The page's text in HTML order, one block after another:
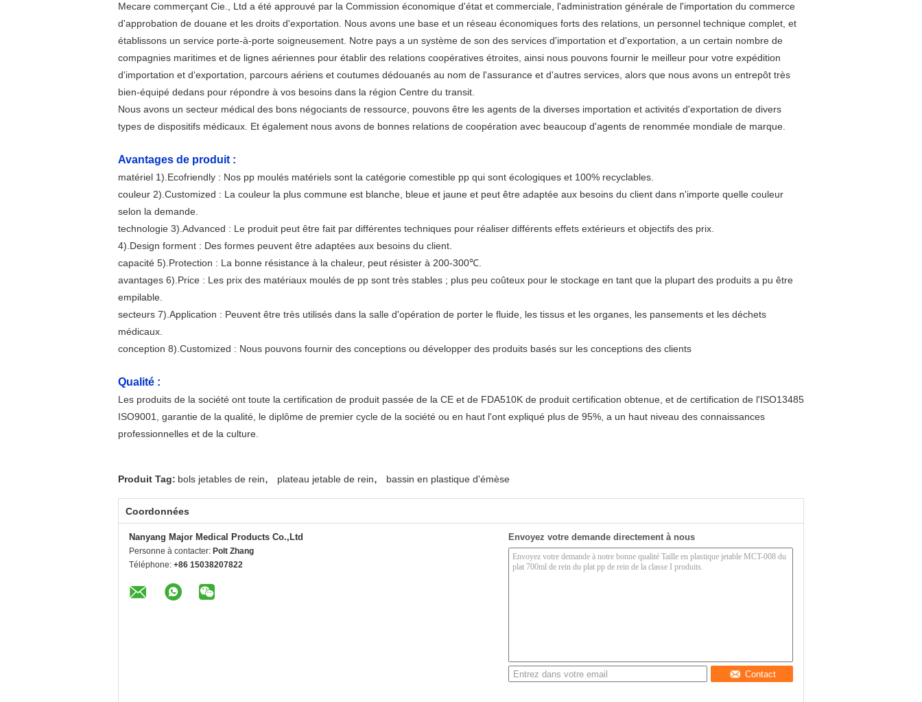
Mecare commerçant Cie., Ltd a été approuvé par la Commission économique d'état et commerciale, l'administration générale de l'importation du commerce
d'approbation de douane et les droits d'exportation. Nous avons une base et un réseau économiques forts des relations, un personnel technique complet, et
établissons un service porte-à-porte soigneusement. Notre pays a un système de son des services d'importation et d'exportation, a un certain nombre de
compagnies maritimes et de lignes aériennes pour établir des relations coopératives étroites, ainsi nous pouvons fournir le meilleur pour votre expédition
d'importation et d'exportation, parcours aériens et coutumes dédouanés au nom de l'assurance et d'autres services, alors que nous avons un entrepôt très
bien-équipé dedans pour répondre à vos besoins dans la région Centre du transit.
Nous avons un secteur médical des bons négociants de ressource, pouvons être les agents de la diverses importation et activités d'exportation de divers
types de dispositifs médicaux. Et également nous avons de bonnes relations de coopération avec beaucoup d'agents de renommée mondiale de marque.
Avantages de produit :
matériel 1).Ecofriendly : Nos pp moulés matériels sont la catégorie comestible pp qui sont écologiques et 100% recyclables.
couleur 2).Customized : La couleur la plus commune est blanche, bleue et jaune et peut être adaptée aux besoins du client dans n'importe quelle couleur
selon la demande.
technologie 3).Advanced : Le produit peut être fait par différentes techniques pour réaliser différents effets extérieurs et objectifs des prix.
4).Design forment : Des formes peuvent être adaptées aux besoins du client.
capacité 5).Protection : La bonne résistance à la chaleur, peut résister à 200-300℃.
avantages 6).Price : Les prix des matériaux moulés de pp sont très stables ; plus peu coûteux pour le stockage en tant que la plupart des produits a pu être
empilable.
secteurs 7).Application : Peuvent être très utilisés dans la salle d'opération de porter le fluide, les tissus et les organes, les pansements et les déchets
médicaux.
conception 8).Customized : Nous pouvons fournir des conceptions ou développer des produits basés sur les conceptions des clients
Qualité :
Les produits de la société ont toute la certification de produit passée de la CE et de FDA510K de produit certification obtenue, et de certification de l'ISO13485
ISO9001, garantie de la qualité, le diplôme de premier cycle de la société ou en haut l'ont expliqué plus de 95%, a un haut niveau des connaissances
professionnelles et de la culture.
Produit Tag: bols jetables de rein, plateau jetable de rein, bassin en plastique d'émèse
Coordonnées
Nanyang Major Medical Products Co.,Ltd
Personne à contacter: Polt Zhang
Téléphone: +86 15038207822
Envoyez votre demande directement à nous
Contact